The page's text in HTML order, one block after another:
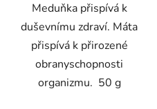
Meduňka přispívá k
duševnímu zdraví. Máta
přispívá k přirozené
obranyschopnosti
organizmu. 50 g